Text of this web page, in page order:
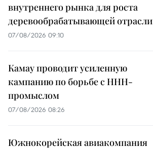
внутреннего рынка для роста
деревообрабатывающей отрасли
07/08/2026 09:10
Камау проводит усиленную
кампанию по борьбе с ННН-
промыслом
07/08/2026 08:26
Южнокорейская авиакомпания